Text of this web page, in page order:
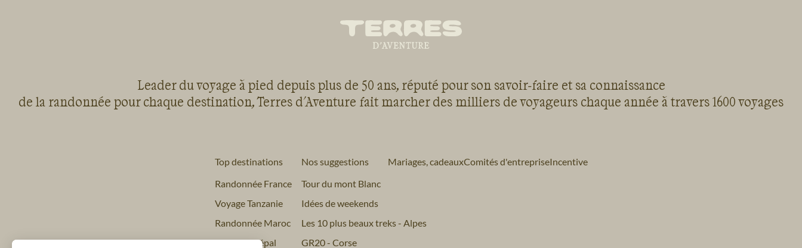
Leader du voyage à pied depuis plus de 50 ans, réputé pour son savoir-faire et sa connaissance
de la randonnée pour chaque destination, Terres d'Aventure fait marcher des milliers de voyageurs chaque année à travers 1600 voyages
Top destinations
Randonnée France
Voyage Tanzanie
Randonnée Maroc
Trekking Népal
Nos suggestions
Tour du mont Blanc
Idées de weekends
Les 10 plus beaux treks - Alpes
GR20 - Corse
Mariages, cadeauxComités d'entrepriseIncentive